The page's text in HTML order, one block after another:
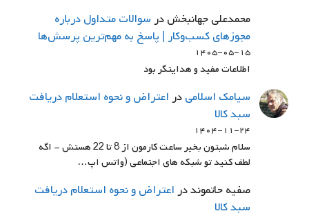
محمدعلی جهانبخشدرسوالات متداول درباره
مجوزهای کسب‌وکار | پاسخ به مهم‌ترین پرسش‌ها
۱۴۰۵-۰۵-۱۵
اطلاعات مفید و هدایتگر بود
سيامك اسلاميدراعتراض و نحوه استعلام دریافت
سبد کالا
۱۴۰۴-۱۱-۲۴
سلام شبتون بخیر ساعت کارمون از 8 تا 22 هستش - اگه
لطف کنید تو شبکه های اجتماعی (واتس اپ…
صفیه حاتمونددراعتراض و نحوه استعلام دریافت
سبد کالا